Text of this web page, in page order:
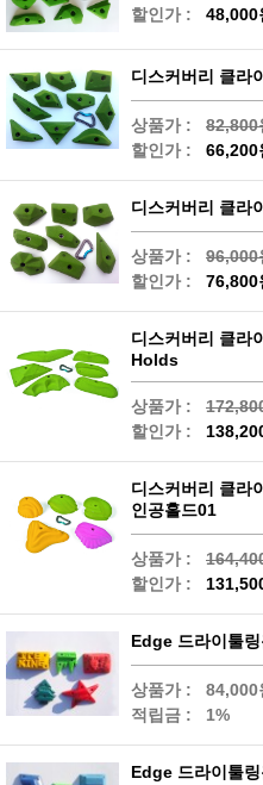
할인가 :
48,000
디스커버리 클라
상품가 :
82,800
할인가 :
66,200
디스커버리 클라
상품가 :
96,000
할인가 :
76,800
디스커버리 클라
Holds
상품가 :
할인가 :
디스커버리 클
인공홀드01
상품가 :
할인가 :
Edge 드라이툴
상품가 :
84,000
적립금 :
1%
Edge 드라이툴